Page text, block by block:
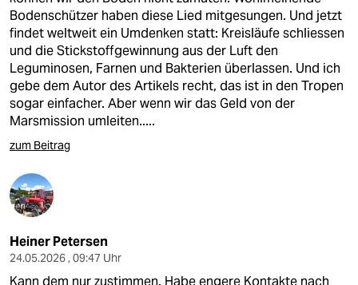
Bodenschützer haben diese Lied mitgesungen. Und jetzt
findet weltweit ein Umdenken statt: Kreisläufe schliessen
und die Stickstoffgewinnung aus der Luft den
Leguminosen, Farnen und Bakterien überlassen. Und ich
gebe dem Autor des Artikels recht, das ist in den Tropen
sogar einfacher. Aber wenn wir das Geld von der
Marsmission umleiten.....
zum Beitrag
Heiner Petersen
24.05.2026 , 09:47 Uhr
Kann dem nur zustimmen. Habe engere Kontakte nach